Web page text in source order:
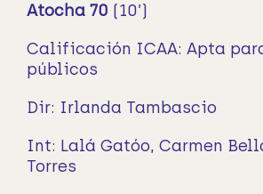
Atocha 70 (10’)
Calificación ICAA: Apta
públicos
Dir: Irlanda Tambascio
Int: Lalá Gatóo, Carmen
Torres